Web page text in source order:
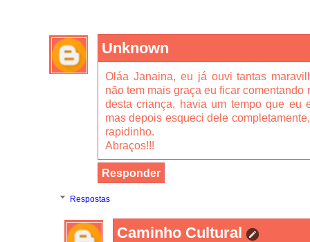
Unknown
Oláa Janaina, eu já ouvi tantas
não tem mais graça eu ficar comentando
desta criança, havia um tempo que eu
mas depois esqueci dele
rapidinho.
Abraços!!!
Responder
Respostas
Caminho Cultural